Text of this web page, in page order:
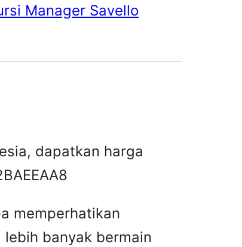
Manager Savello
dapatkan harga
memperhatikan
banyak bermain